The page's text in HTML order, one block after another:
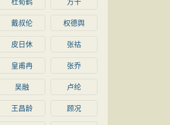
戴叔伦 权德舆
皮日休 张祜
皇甫冉 张乔
吴融 卢纶
王昌龄 顾况